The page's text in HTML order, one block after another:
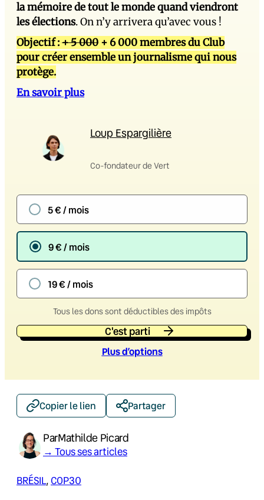
la mémoire de tout le monde quand viendront
les élections. On n’y arrivera qu’avec vous !
Objectif :+ 5 000 + 6 000 membres du Club
pour créer ensemble un journalisme qui nous
protège.
En savoir plus
Loup Espargilière
Co-fondateur de Vert
5 € / mois
9 € / mois
19 € / mois
Tous les dons sont déductibles des impôts
C'est parti
Plus d’options
Copier le lien Partager
ParMathilde Picard
→ Tous ses articles
BRÉSIL, COP30